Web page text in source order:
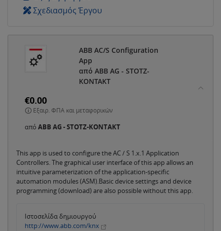
Σχεδιασμός Έργου
ABB AC/S Configuration
App
από ABB AG - STOTZ-
KONTAKT
€0.00
Εξαιρ. ΦΠΑ και μεταφορικών
από ABB AG - STOTZ-KONTAKT
This app is used to configure the AC / S 1.x.1 Application
Controllers. The graphical user interface of this app allows an
intuitive parameterization of the application-specific
automation modules (ASM).Basic device settings and device
programming (download) are also possible without this app.
Ιστοσελίδα δημιουργού
http://www.abb.com/knx